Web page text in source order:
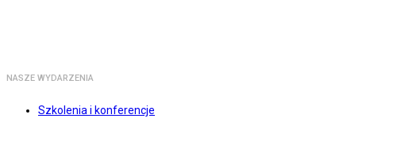
NASZE WYDARZENIA
Szkolenia i konferencje